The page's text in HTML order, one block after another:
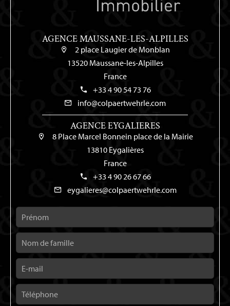
AGENCE MAUSSANE-LES-ALPILLES
2 place Laugier de Monblan
13520 Maussane-les-Alpilles
France
+33 4 90 54 73 76
info@colpaertwehrle.com
AGENCE EYGALIERES
8 Place Marcel Bonnein place de la Mairie
13810 Eygalières
France
+33 4 90 26 67 66
eygalieres@colpaertwehrle.com